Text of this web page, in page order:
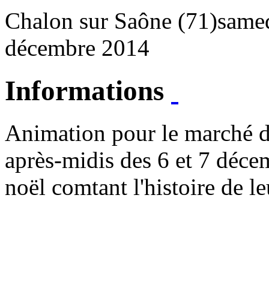
Chalon sur Saône (71)
décembre 2014
Informations
Animation pour le marché
après-midis des 6 et 7
noël comtant l'histoire de